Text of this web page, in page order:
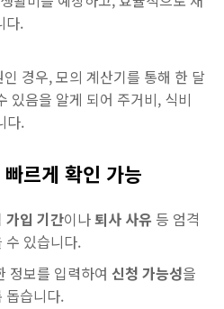
다.
경우, 모의 계산기를 통해 한 달
있음을 알게 되어 주거비, 식비
다.
르게 확인 가능
가입 기간이나퇴사 사유 등 엄격
수 있습니다.
정보를 입력하여 신청 가능성을
돕습니다.